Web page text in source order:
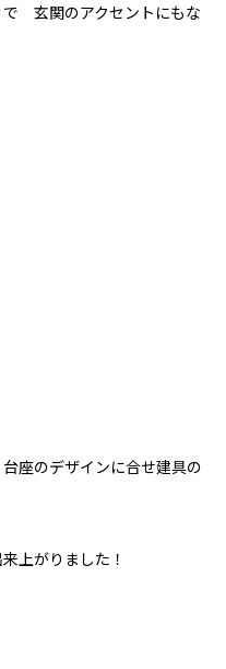
玄関のアクセントにもな
座のデザインに合せ建具の
上がりました！